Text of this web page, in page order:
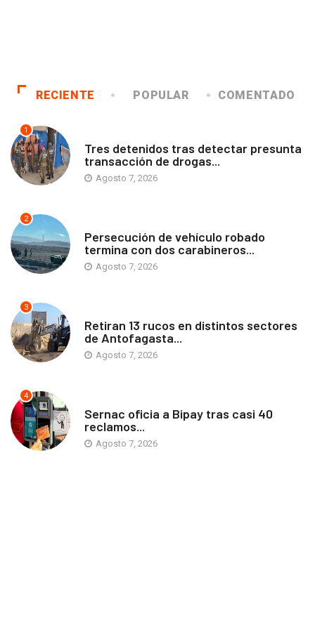
RECIENTE POPULAR COMENTADO
1
Tres detenidos tras detectar presunta
transacción de drogas...
Agosto 7, 2026
2
Persecución de vehículo robado
termina con dos carabineros...
Agosto 7, 2026
3
Retiran 13 rucos en distintos sectores
de Antofagasta...
Agosto 7, 2026
4
Sernac oficia a Bipay tras casi 40
reclamos...
Agosto 7, 2026